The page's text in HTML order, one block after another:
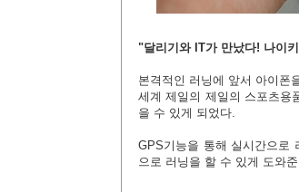
"달리기와 IT가 만났다! 나이
본격적인 러닝에 앞서 아이폰
세계 제일의 제일의 스포츠용
을 수 있게 되었다.
GPS기능을 통해 실시간으로
으로 러닝을 할 수 있게 도와